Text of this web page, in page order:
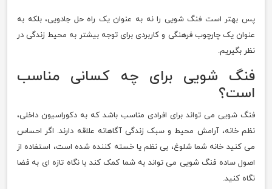
پس بهتر است فنگ شویی را نه به عنوان یک راه حل جادویی، بلکه به
عنوان یک چارچوب فرهنگی و کاربردی برای توجه بیشتر به محیط زندگی در
نظر بگیریم.
فنگ شویی برای چه کسانی مناسب
است؟
فنگ شویی می تواند برای افرادی مناسب باشد که به دکوراسیون داخلی،
نظم خانه، آرامش محیط و سبک زندگی آگاهانه علاقه دارند. اگر احساس
می کنید خانه شما شلوغ، بی نظم یا خسته کننده شده است، استفاده از
اصول ساده فنگ شویی می تواند به شما کمک کند با نگاه تازه ای به فضا
نگاه کنید.